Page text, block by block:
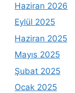
Haziran 2026
Eylül 2025
Haziran 2025
Mayıs 2025
Şubat 2025
Ocak 2025